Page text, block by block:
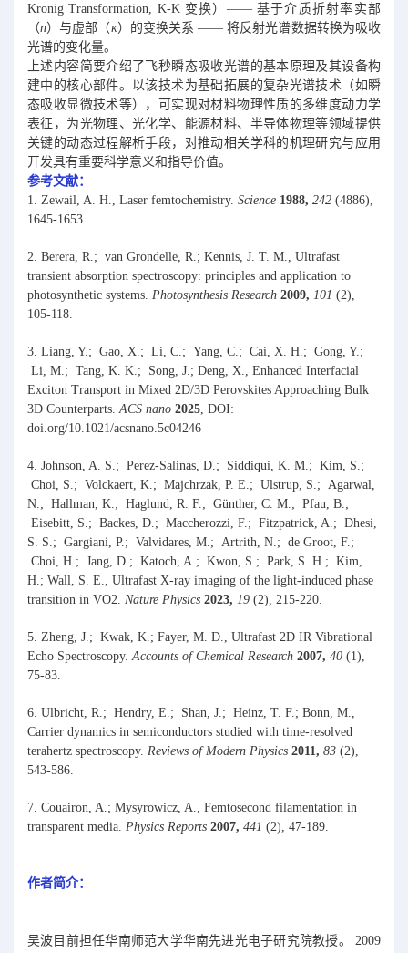
Kronig Transformation, K-K 变换）—— 基于介质折射率实部
（n）与虚部（κ）的变换关系 —— 将反射光谱数据转换为吸收
光谱的变化量。
上述内容简要介绍了飞秒瞬态吸收光谱的基本原理及其设备构
建中的核心部件。以该技术为基础拓展的复杂光谱技术（如瞬
态吸收显微技术等），可实现对材料物理性质的多维度动力学
表征，为光物理、光化学、能源材料、半导体物理等领域提供
关键的动态过程解析手段，对推动相关学科的机理研究与应用
开发具有重要科学意义和指导价值。
参考文献：
1. Zewail, A. H., Laser femtochemistry. Science 1988, 242 (4886),
1645-1653.
2. Berera, R.; van Grondelle, R.; Kennis, J. T. M., Ultrafast
transient absorption spectroscopy: principles and application to
photosynthetic systems. Photosynthesis Research 2009, 101 (2),
105-118.
3. Liang, Y.; Gao, X.; Li, C.; Yang, C.; Cai, X. H.; Gong, Y.;
Li, M.; Tang, K. K.; Song, J.; Deng, X., Enhanced Interfacial
Exciton Transport in Mixed 2D/3D Perovskites Approaching Bulk
3D Counterparts. ACS nano 2025 , DOI:
doi.org/10.1021/acsnano.5c04246
4. Johnson, A. S.; Perez-Salinas, D.; Siddiqui, K. M.; Kim, S.;
Choi, S.; Volckaert, K.; Majchrzak, P. E.; Ulstrup, S.; Agarwal,
N.; Hallman, K.; Haglund, R. F.; Günther, C. M.; Pfau, B.;
Eisebitt, S.; Backes, D.; Maccherozzi, F.; Fitzpatrick, A.; Dhesi,
S. S.; Gargiani, P.; Valvidares, M.; Artrith, N.; de Groot, F.;
Choi, H.; Jang, D.; Katoch, A.; Kwon, S.; Park, S. H.; Kim,
H.; Wall, S. E., Ultrafast X-ray imaging of the light-induced phase
transition in VO2. Nature Physics 2023, 19 (2), 215-220.
5. Zheng, J.; Kwak, K.; Fayer, M. D., Ultrafast 2D IR Vibrational
Echo Spectroscopy. Accounts of Chemical Research 2007, 40 (1),
75-83.
6. Ulbricht, R.; Hendry, E.; Shan, J.; Heinz, T. F.; Bonn, M.,
Carrier dynamics in semiconductors studied with time-resolved
terahertz spectroscopy. Reviews of Modern Physics 2011, 83 (2),
543-586.
7. Couairon, A.; Mysyrowicz, A., Femtosecond filamentation in
transparent media. Physics Reports 2007, 441 (2), 47-189.
作者简介：
吴波目前担任华南师范大学华南先进光电子研究院教授。 2009